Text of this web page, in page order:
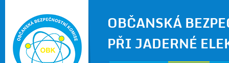
OBČANSKÁ
PŘI JADERNÉ